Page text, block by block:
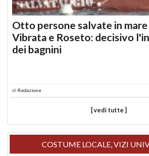
Otto persone salvate in
Vibrata e Roseto: decisivo
dei bagnini
di Redazione
[ vedi tutte ]
COSTUME LOCALE, VIZI